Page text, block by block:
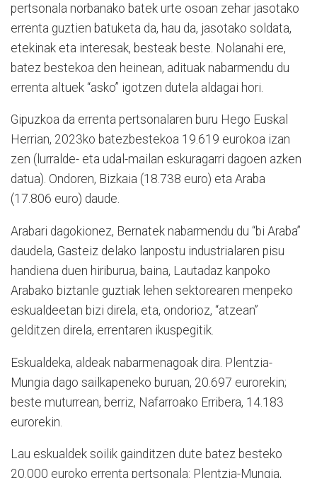
pertsonala norbanako batek urte osoan zehar jasotako
errenta guztien batuketa da, hau da, jasotako soldata,
etekinak eta interesak, besteak beste. Nolanahi ere,
batez bestekoa den heinean, adituak nabarmendu du
errenta altuek “asko” igotzen dutela aldagai hori.
Gipuzkoa da errenta pertsonalaren buru Hego Euskal
Herrian, 2023ko batezbestekoa 19.619 eurokoa izan
zen (lurralde- eta udal-mailan eskuragarri dagoen azken
datua). Ondoren, Bizkaia (18.738 euro) eta Araba
(17.806 euro) daude.
Arabari dagokionez, Bernatek nabarmendu du “bi Araba”
daudela, Gasteiz delako lanpostu industrialaren pisu
handiena duen hiriburua, baina, Lautadaz kanpoko
Arabako biztanle guztiak lehen sektorearen menpeko
eskualdeetan bizi direla, eta, ondorioz, “atzean”
gelditzen direla, errentaren ikuspegitik.
Eskualdeka, aldeak nabarmenagoak dira. Plentzia-
Mungia dago sailkapeneko buruan, 20.697 eurorekin;
beste muturrean, berriz, Nafarroako Erribera, 14.183
eurorekin.
Lau eskualdek soilik gainditzen dute batez besteko
20.000 euroko errenta pertsonala: Plentzia-Mungia,